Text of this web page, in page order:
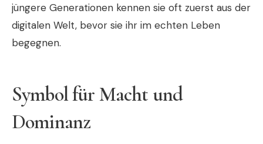
jüngere Generationen kennen sie oft zuerst aus der
digitalen Welt, bevor sie ihr im echten Leben
begegnen.
Symbol für Macht und
Dominanz